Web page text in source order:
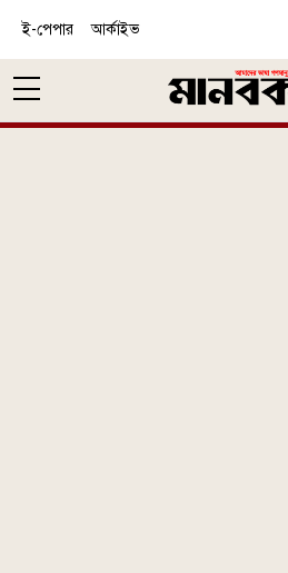
ই-পেপার আর্কাইভ